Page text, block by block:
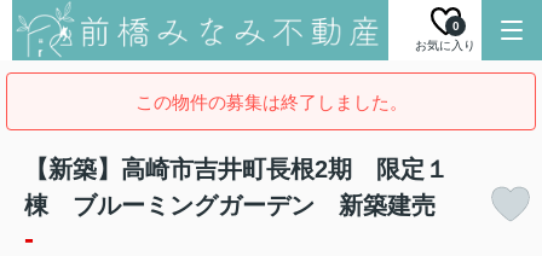
お気に入り
0
この物件の募集は終了しました。
【新築】高崎市吉井町長根2期 限定１
棟 ブルーミングガーデン 新築建売
-